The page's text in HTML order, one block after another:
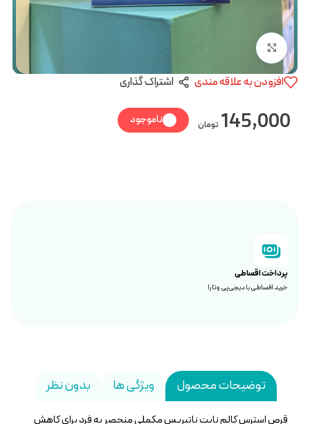
بزرگنمایی تصویر
افزودن به علاقه مندی اشتراک گذاری
145,000 تومان ناموجود
پرداخت اقساطی
خرید اقساطی با دیجی‌پی و تارا
توضیحات محصول ویژگی ها بدون نظر
قرص استرس کالم نایت ناتیریس مکملی منحصر به فرد برای کاهش